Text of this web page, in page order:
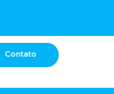
Contato